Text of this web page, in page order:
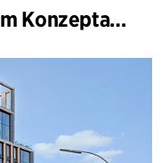
C.F. Møller Architects zum Konzeptarchitekten für das National Museum Cardiff ernannt